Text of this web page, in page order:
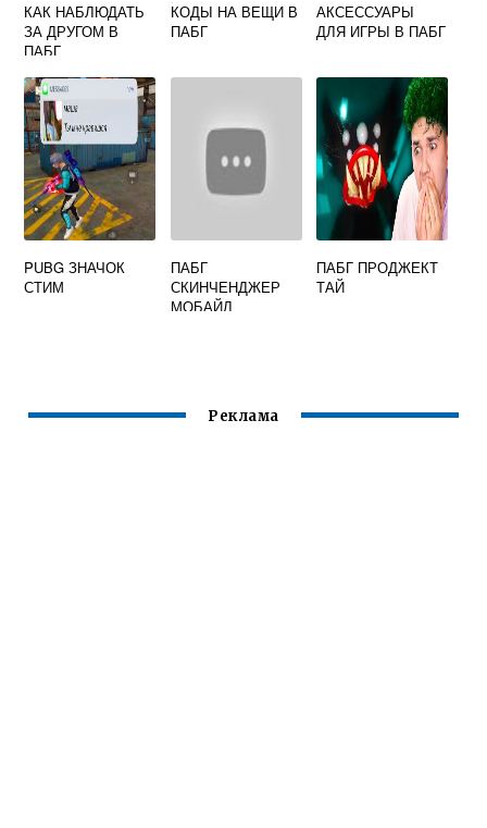
КАК НАБЛЮДАТЬ
ЗА ДРУГОМ В
ПАБГ
КОДЫ НА ВЕЩИ В
ПАБГ
АКСЕССУАРЫ
ДЛЯ ИГРЫ В ПАБГ
PUBG ЗНАЧОК
СТИМ
ПАБГ
СКИНЧЕНДЖЕР
МОБАЙЛ
ПАБГ ПРОДЖЕКТ
ТАЙ
Реклама